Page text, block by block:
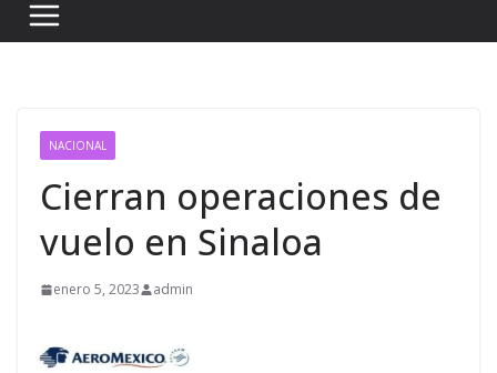
NACIONAL
Cierran operaciones de
vuelo en Sinaloa
enero 5, 2023 admin